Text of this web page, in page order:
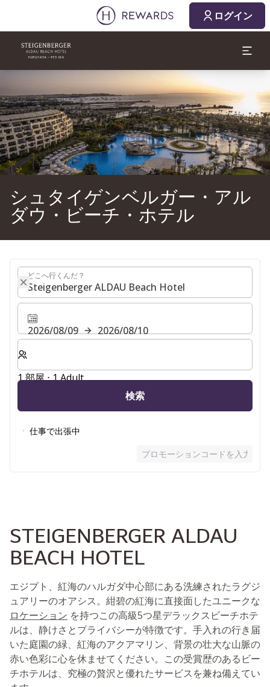
ログイン
シュタイゲンベルガー・アル
ダウ・ビーチ・ホテル
2026/08/10
どこへ行くんだ？
どこへ行くんだ？
2026/08/09
2026/08/10
客室数と宿泊人数をお選びください。
1 部屋 ⋅ 1 Adult
検索
仕事で出張中
プロモーションコードを入力
STEIGENBERGER ALDAU
BEACH HOTEL
エジプト、紅海のハルガダ中心部にある洗練されたラグジ
ュアリーのオアシス。紺碧の紅海に直接面したユニークな
ロケーション を持つこの高級5つ星デラックスビーチホテ
ルは、静けさとプライバシーが特徴です。手入れの行き届
いた庭園の緑、紅海のアクアマリン、背景の壮大な山脈の
赤い色彩に心を休ませてください。この受賞歴のあるビー
チホテルは、究極の贅沢と優れたサービスを兼ね備えてい